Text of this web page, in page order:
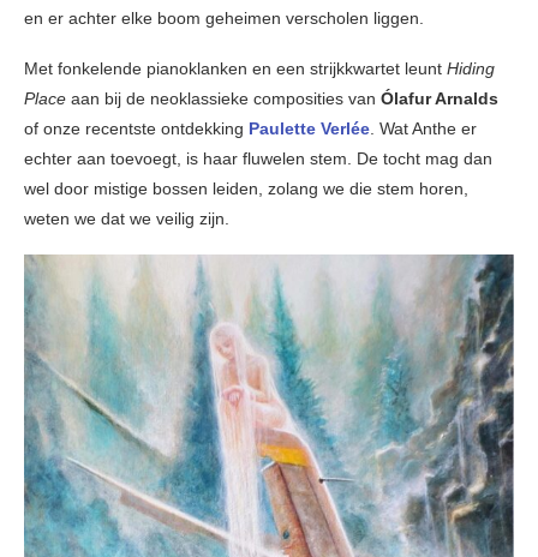
en er achter elke boom geheimen verscholen liggen.
Met fonkelende pianoklanken en een strijkkwartet leunt Hiding
Place aan bij de neoklassieke composities van Ólafur Arnalds
of onze recentste ontdekking Paulette Verlée. Wat Anthe er
echter aan toevoegt, is haar fluwelen stem. De tocht mag dan
wel door mistige bossen leiden, zolang we die stem horen,
weten we dat we veilig zijn.